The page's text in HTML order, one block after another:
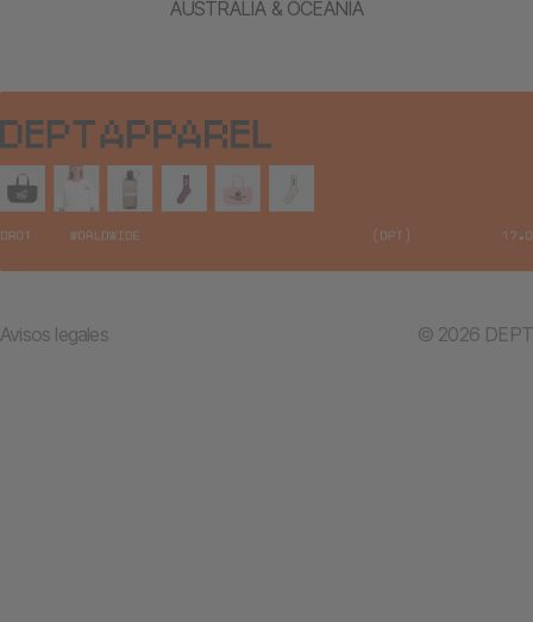
AUSTRALIA & OCEANIA
Avisos legales © 2026 DEPT